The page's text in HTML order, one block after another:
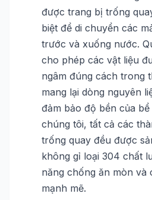
được trang bị trống
biệt để di chuyển các
trước và xuống nước.
cho phép các vật liệu
ngâm đúng cách trong
mang lại dòng nguyên
đảm bảo độ bền của
chúng tôi, tất cả các
trống quay đều được
không gỉ loại 304 chất
năng chống ăn mòn và
mạnh mẽ.